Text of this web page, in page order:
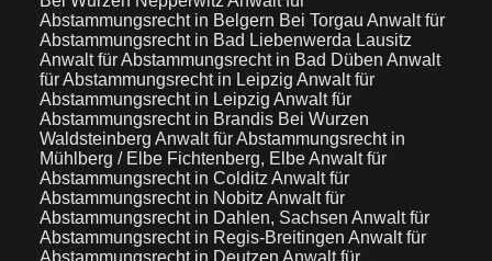
Abstammungsrecht in Belgern Bei Torgau Anwalt für
Abstammungsrecht in Bad Liebenwerda Lausitz
Anwalt für Abstammungsrecht in Bad Düben Anwalt
für Abstammungsrecht in Leipzig Anwalt für
Abstammungsrecht in Leipzig Anwalt für
Abstammungsrecht in Brandis Bei Wurzen
Waldsteinberg Anwalt für Abstammungsrecht in
Mühlberg / Elbe Fichtenberg, ElbeAnwalt für
Abstammungsrecht in Colditz Anwalt für
Abstammungsrecht in Nobitz Anwalt für
Abstammungsrecht in Dahlen, Sachsen Anwalt für
Abstammungsrecht in Regis-Breitingen Anwalt für
Abstammungsrecht in Deutzen Anwalt für